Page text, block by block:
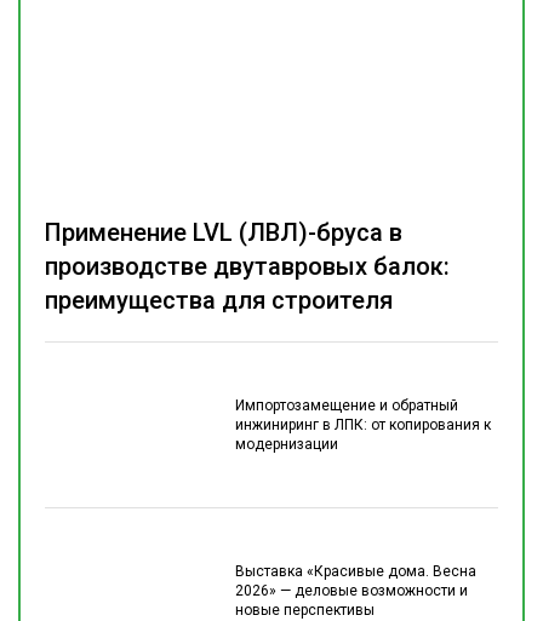
Импортозамещение и обратный
инжиниринг в ЛПК: от копирования к
модернизации
Выставка «Красивые дома. Весна
2026» — деловые возможности и
новые перспективы
Применение LVL (ЛВЛ)-бруса в
производстве двутавровых балок:
преимущества для строителя